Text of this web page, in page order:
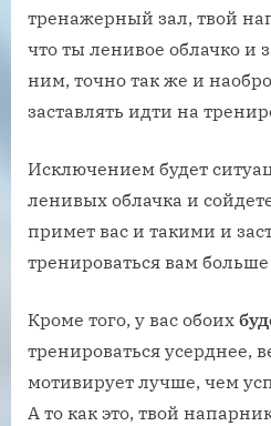
тренажерный зал, твой
что ты ленивое облачко и
ним, точно так же и
заставлять идти на
Исключением будет
ленивых облачка и
примет вас и такими и
тренироваться вам
Кроме того, у вас обоих
тренироваться усерднее,
мотивирует лучше, чем
А то как это, твой